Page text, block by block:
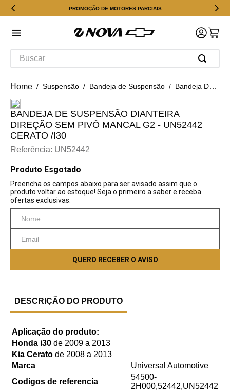
PROMOÇÃO DE MOTORES PARCIAIS
Buscar
Suspensão Bandeja de Suspensão Bandeja De Suspensão Dianteira Direção Sem Pivô Mancal G2 - Un52442 Cerato /i30
BANDEJA DE SUSPENSÃO DIANTEIRA
DIREÇÃO SEM PIVÔ MANCAL G2 - UN52442
CERATO /I30
Referência: UN52442
DESCRIÇÃO DO PRODUTO
Aplicação do produto:
Honda i30 de 2009 a 2013
Kia Cerato de 2008 a 2013
Marca
Universal Automotive
Codigos de referencia
54500-
2H000,52442,UN52442